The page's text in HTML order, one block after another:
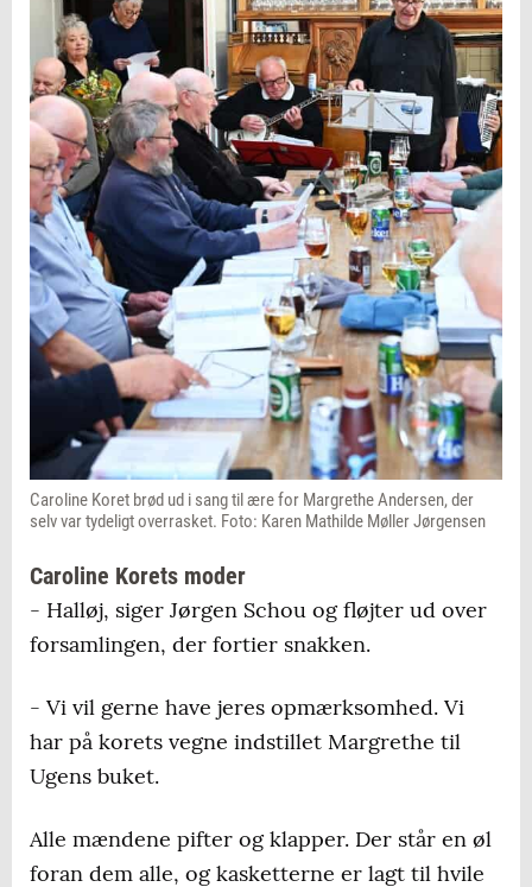
Caroline Koret brød ud i sang til ære for Margrethe Andersen, der
selv var tydeligt overrasket. Foto: Karen Mathilde Møller Jørgensen
Caroline Korets moder
- Halløj, siger Jørgen Schou og fløjter ud over
forsamlingen, der fortier snakken.
- Vi vil gerne have jeres opmærksomhed. Vi
har på korets vegne indstillet Margrethe til
Ugens buket.
Alle mændene pifter og klapper. Der står en øl
foran dem alle, og kasketterne er lagt til hvile